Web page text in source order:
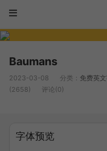
Baumans
2023-03-08 分类： 免费英
(2658)
评论(0)
字体预览